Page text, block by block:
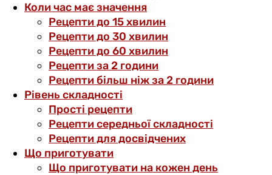
Коли час має значення
Рецепти до 15 хвилин
Рецепти до 30 хвилин
Рецепти до 60 хвилин
Рецепти за 2 години
Рецепти більш ніж за 2 години
Рівень складності
Прості рецепти
Рецепти середньої складності
Рецепти для досвідчених
Що приготувати
Що приготувати на кожен день